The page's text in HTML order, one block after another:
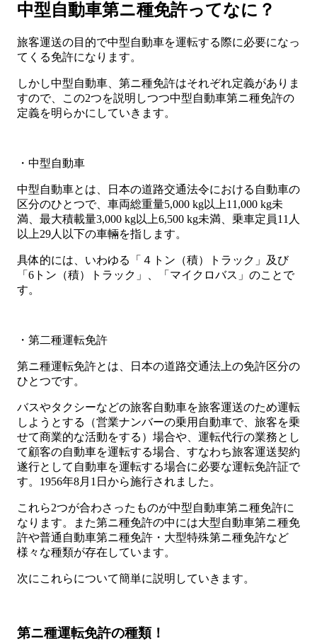
中型自動車第ニ種免許ってなに？
旅客運送の目的で中型自動車を運転する際に必要になっ
てくる免許になります。
しかし中型自動車、第ニ種免許はそれぞれ定義がありま
すので、この2つを説明しつつ中型自動車第ニ種免許の
定義を明らかにしていきます。
・中型自動車
中型自動車とは、日本の道路交通法令における自動車の
区分のひとつで、車両総重量5,000 kg以上11,000 kg未
満、最大積載量3,000 kg以上6,500 kg未満、乗車定員11人
以上29人以下の車輛を指します。
具体的には、いわゆる「４トン（積）トラック」及び
「6トン（積）トラック」、「マイクロバス」のことで
す。
・第二種運転免許
第ニ種運転免許とは、日本の道路交通法上の免許区分の
ひとつです。
バスやタクシーなどの旅客自動車を旅客運送のため運転
しようとする（営業ナンバーの乗用自動車で、旅客を乗
せて商業的な活動をする）場合や、運転代行の業務とし
て顧客の自動車を運転する場合、すなわち旅客運送契約
遂行として自動車を運転する場合に必要な運転免許証で
す。1956年8月1日から施行されました。
これら2つが合わさったものが中型自動車第ニ種免許に
なります。また第ニ種免許の中には大型自動車第ニ種免
許や普通自動車第ニ種免許・大型特殊第ニ種免許など
様々な種類が存在しています。
次にこれらについて簡単に説明していきます。
第ニ種運転免許の種類！